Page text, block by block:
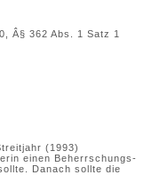
Â§ 362 Abs. 1 Satz 1
(1993)
einen Beherrschungs-
Danach sollte die